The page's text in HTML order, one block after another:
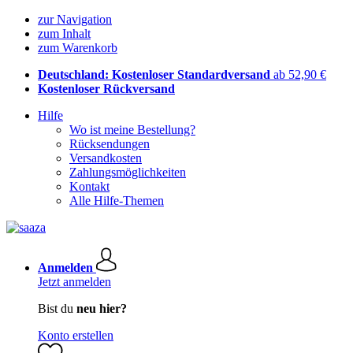
zur Navigation
zum Inhalt
zum Warenkorb
Deutschland: Kostenloser Standardversand ab 52,90 €
Kostenloser Rückversand
Hilfe
Wo ist meine Bestellung?
Rücksendungen
Versandkosten
Zahlungsmöglichkeiten
Kontakt
Alle Hilfe-Themen
Anmelden
Jetzt anmelden
Bist du neu hier?
Konto erstellen